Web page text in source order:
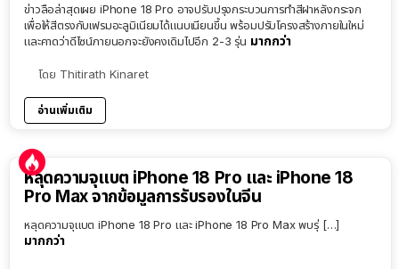
ข่าวลือล่าสุดเผย iPhone 18 Pro อาจปรับปรุงกระบวนการทำสีฝาหลังกระจก
เพื่อให้สีตรงกับเฟรมอะลูมิเนียมได้แนบเนียนขึ้น พร้อมปรับโครงสร้างภายในใหม่
และคาดว่าดีไซน์ภายนอกจะยังคงเดิมไปอีก 2-3 รุ่น มากกว่า
โดย Thitirath Kinaret
อ่านเพิ่มเติม
หลุดความจุแบต iPhone 18 Pro และ iPhone 18
Pro Max จากข้อมูลการรับรองในจีน
หลุดความจุแบต iPhone 18 Pro และ iPhone 18 Pro Max พบรุ่ […]
มากกว่า